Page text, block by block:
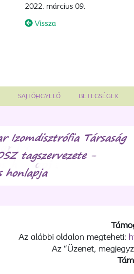
2022. március 09.
Vissza
SAJTÓFIGYELŐ BETEGSÉGEK
Az alábbi oldalon megteheti:
Az “Üzenet,